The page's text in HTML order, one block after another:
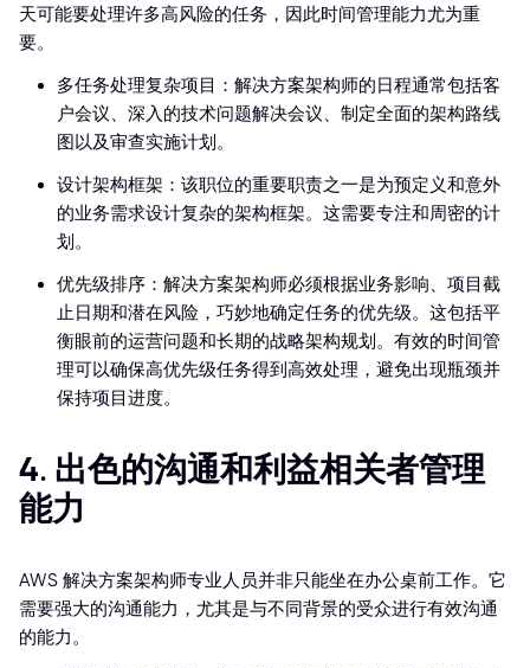
天可能要处理许多高风险的任务，因此时间管理能力尤为重
要。
多任务处理复杂项目：解决方案架构师的日程通常包括客
户会议、深入的技术问题解决会议、制定全面的架构路线
图以及审查实施计划。
设计架构框架：该职位的重要职责之一是为预定义和意外
的业务需求设计复杂的架构框架。这需要专注和周密的计
划。
优先级排序：解决方案架构师必须根据业务影响、项目截
止日期和潜在风险，巧妙地确定任务的优先级。这包括平
衡眼前的运营问题和长期的战略架构规划。有效的时间管
理可以确保高优先级任务得到高效处理，避免出现瓶颈并
保持项目进度。
4. 出色的沟通和利益相关者管理
能力
AWS 解决方案架构师专业人员并非只能坐在办公桌前工作。它
需要强大的沟通能力，尤其是与不同背景的受众进行有效沟通
的能力。